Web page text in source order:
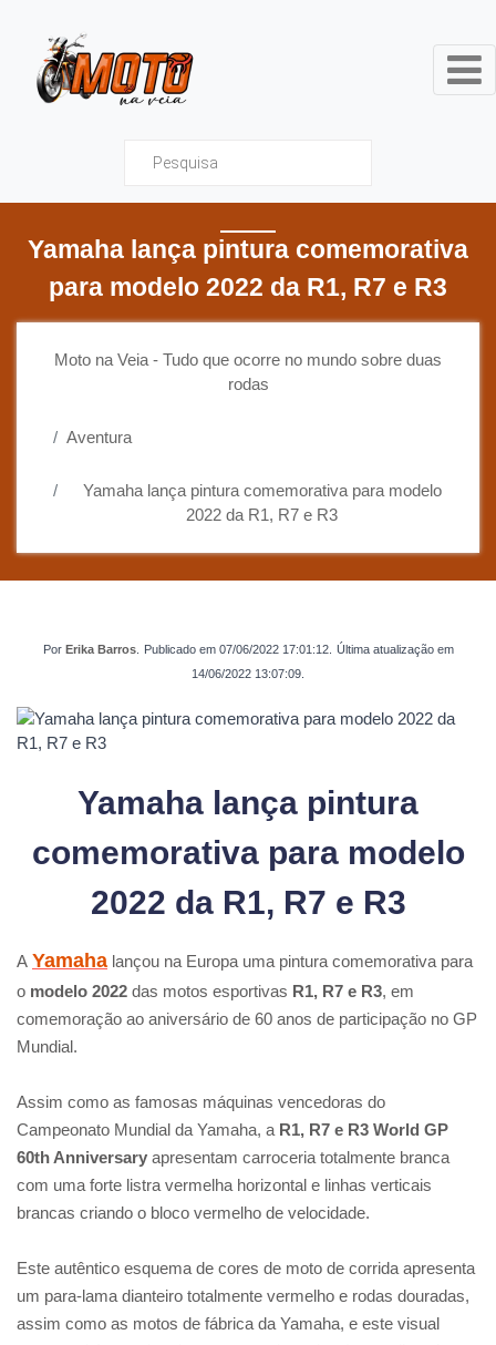
Moto na Veia - Tudo que
Yamaha lança pintura comemorativa
para modelo 2022 da R1, R7 e R3
Moto na Veia - Tudo que ocorre no mundo sobre duas
rodas
Aventura
Yamaha lança pintura comemorativa para modelo
2022 da R1, R7 e R3
Por Erika Barros. Publicado em 07/06/2022 17:01:12. Última atualização em
14/06/2022 13:07:09
Yamaha lança pintura
comemorativa para modelo
2022 da R1, R7 e R3
A Yamaha lançou na Europa uma pintura comemorativa para
o modelo 2022 das motos esportivas R1, R7 e R3, em
comemoração ao aniversário de 60 anos de participação no GP
Mundial.
Assim como as famosas máquinas vencedoras do
Campeonato Mundial da Yamaha, a R1, R7 e R3 World GP
60th Anniversary apresentam carroceria totalmente branca
com uma forte listra vermelha horizontal e linhas verticais
brancas criando o bloco vermelho de velocidade.
Este autêntico esquema de cores de moto de corrida apresenta
um para-lama dianteiro totalmente vermelho e rodas douradas,
assim como as motos de fábrica da Yamaha, e este visual